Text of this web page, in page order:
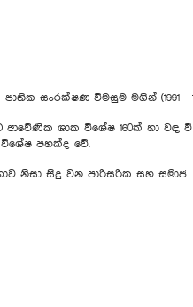
සංරක්ෂණ විමසුම මගින් (1991 -
ආවේණික ශාක විශේෂ 160ක් හා
පහක්ද වේ.
නිසා සිදු වන පාරිසරික සහ